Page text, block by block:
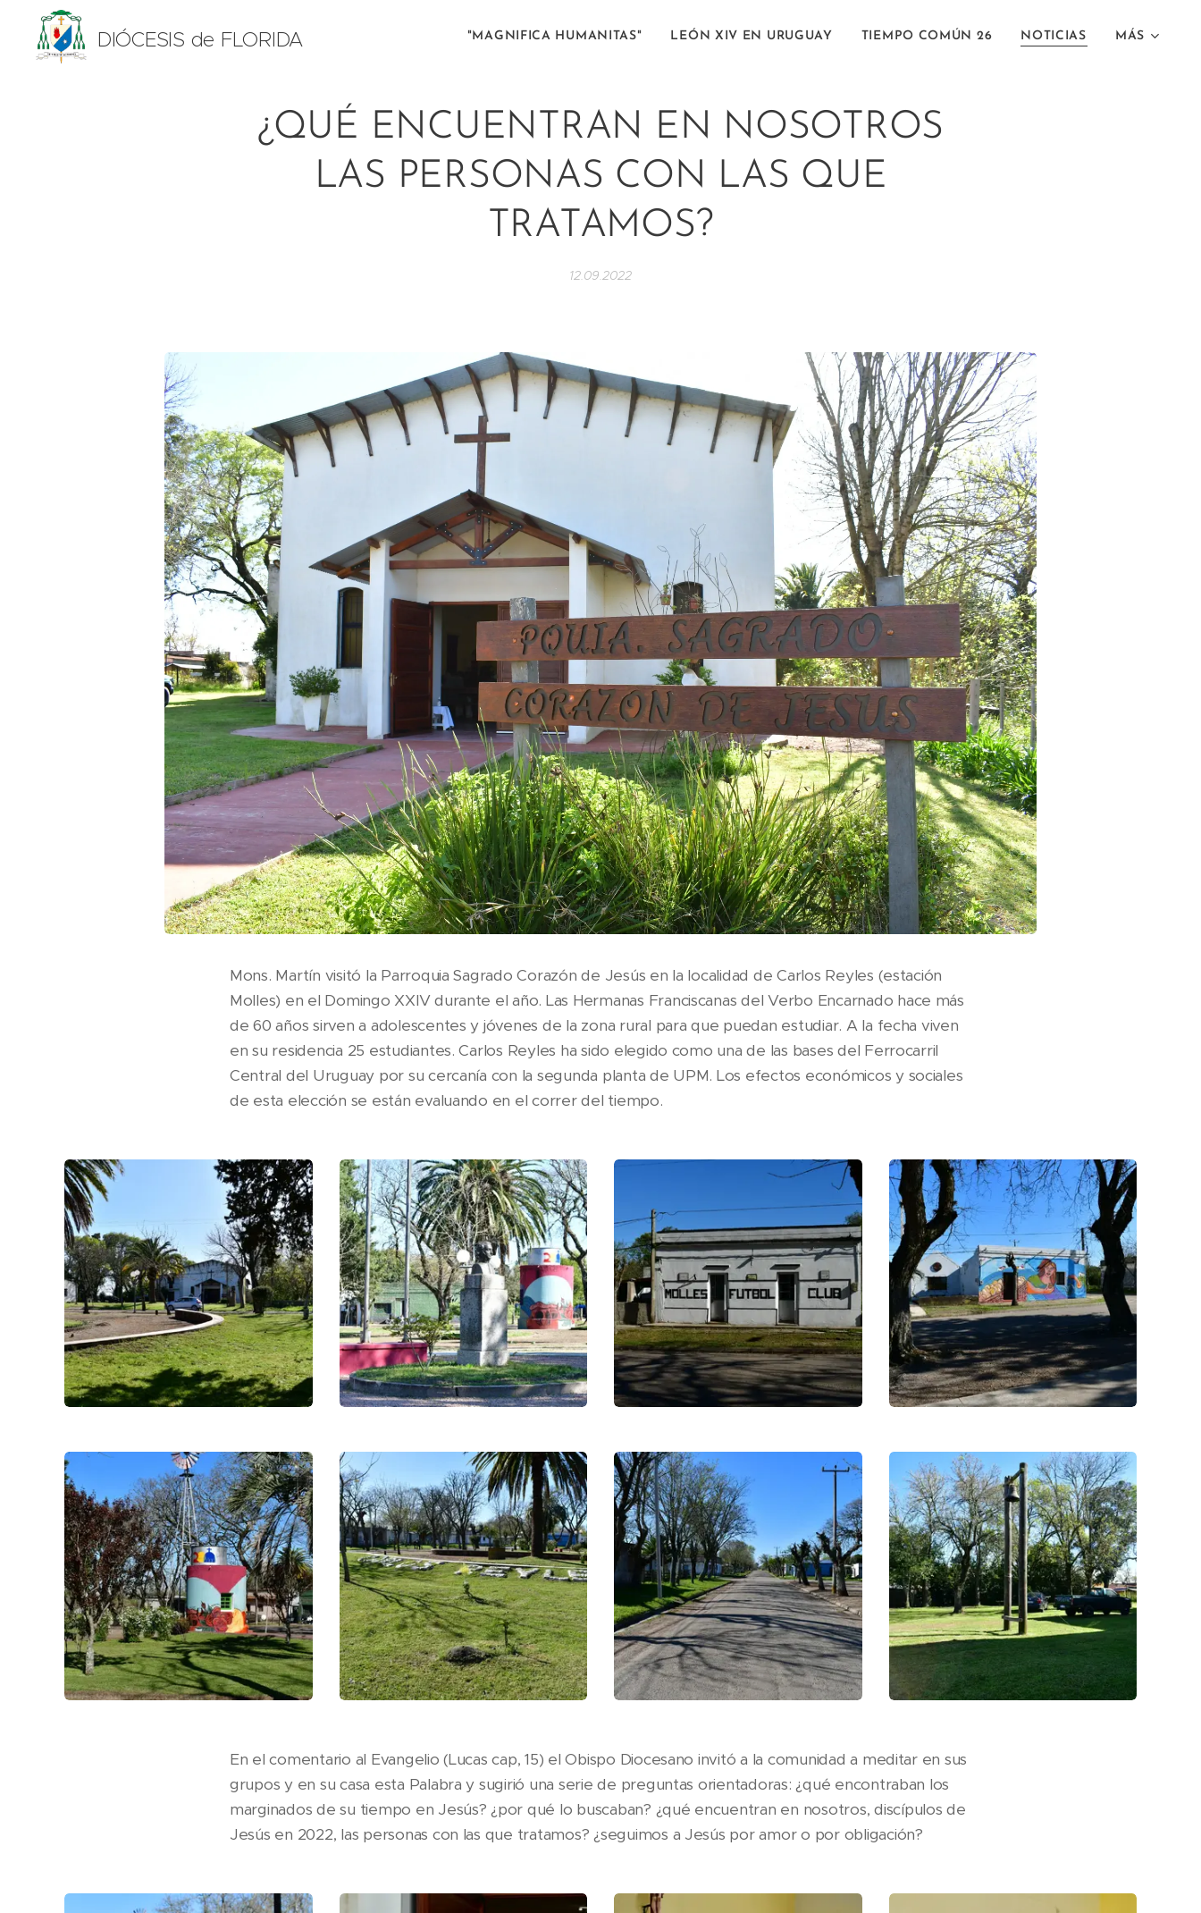
DIÓCESIS de FLORIDA "MAGNIFICA HUMANITAS" LEÓN XIV EN URUGUAY TIEMPO COMÚN 26 NOTICIAS MÁS
¿QUÉ ENCUENTRAN EN NOSOTROS
LAS PERSONAS CON LAS QUE
TRATAMOS?
12.09.2022
Mons. Martín visitó la Parroquia Sagrado Corazón de Jesús en la localidad de Carlos Reyles (estación
Molles) en el Domingo XXIV durante el año. Las Hermanas Franciscanas del Verbo Encarnado hace más
de 60 años sirven a adolescentes y jóvenes de la zona rural para que puedan estudiar. A la fecha viven
en su residencia 25 estudiantes. Carlos Reyles ha sido elegido como una de las bases del Ferrocarril
Central del Uruguay por su cercanía con la segunda planta de UPM. Los efectos económicos y sociales
de esta elección se están evaluando en el correr del tiempo.
En el comentario al Evangelio (Lucas cap, 15) el Obispo Diocesano invitó a la comunidad a meditar en sus
grupos y en su casa esta Palabra y sugirió una serie de preguntas orientadoras: ¿qué encontraban los
marginados de su tiempo en Jesús? ¿por qué lo buscaban? ¿qué encuentran en nosotros, discípulos de
Jesús en 2022, las personas con las que tratamos? ¿seguimos a Jesús por amor o por obligación?